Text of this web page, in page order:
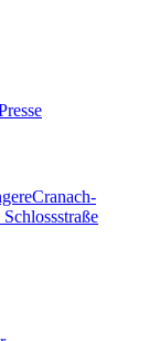
Cranach-